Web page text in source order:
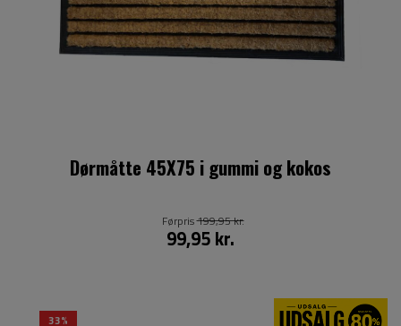
Dørmåtte 45X75 i gummi og kokos
99,95 kr.
Førpris199,95 kr.
33%